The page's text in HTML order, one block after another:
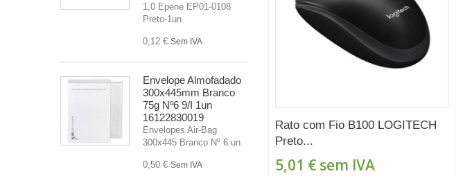
1,0 Epene EP01-0108
Preto-1un
0,12 € Sem IVA
Envelope Almofadado
300x445mm Branco
75g Nº6 9/I 1un
16122830019
Envelopes Air-Bag
300x445 Branco Nº 6 un
0,50 € Sem IVA
Rato com Fio B100 LOGITECH
Preto...
5,01 € sem IVA